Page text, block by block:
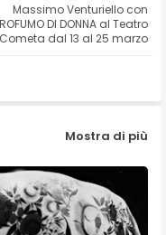
atsMassimo Venturiello con
DI DONNA al Teatro
dal 13 al 25 marzo
Mostra di più